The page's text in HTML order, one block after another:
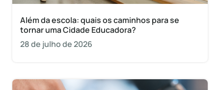
Além da escola: quais os caminhos para se
tornar uma Cidade Educadora?
28 de julho de 2026